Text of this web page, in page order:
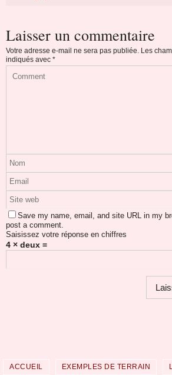
Laisser un commentaire
Votre adresse e-mail ne sera pas publiée.
Les
indiqués avec *
Save my name, email, and site URL in my
post a comment.
Saisissez votre réponse en chiffres
4 × deux =
ACCUEIL EXEMPLES DE TERRAIN